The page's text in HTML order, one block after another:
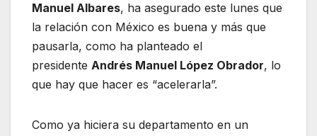
Manuel Albares, ha asegurado este lunes que
la relación con México es buena y más que
pausarla, como ha planteado el
presidente Andrés Manuel López Obrador, lo
que hay que hacer es “acelerarla”.
Como ya hiciera su departamento en un